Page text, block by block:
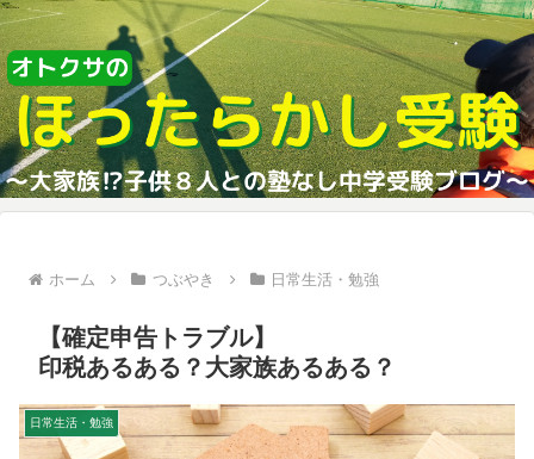
ホーム つぶやき 日常生活・勉強
【確定申告トラブル】
印税あるある？大家族あるある？
日常生活・勉強